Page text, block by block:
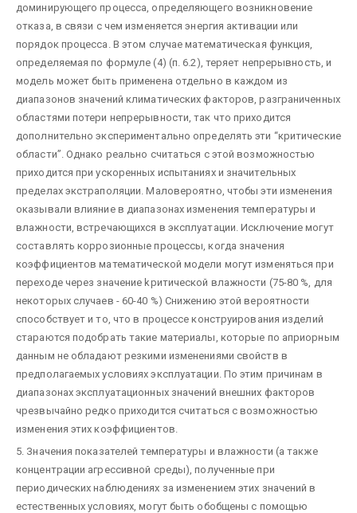
доминирующего процесса, определяющего возникновение
отказа, в связи с чем изменяется энергия активации или
порядок процесса. В этом случае математическая функция,
определяемая по формуле (4) (п. 6.2), теряет непрерывность, и
модель может быть применена отдельно в каждом из
диапазонов значений климатических факторов, разграниченных
областями потери непрерывности, так что приходится
дополнительно экспериментально определять эти “критические
области”. Однако реально считаться с этой возможностью
приходится при ускоренных испытаниях и значительных
пределах экстраполяции. Маловероятно, чтобы эти изменения
оказывали влияние в диапазонах изменения температуры и
влажности, встречающихся в эксплуатации. Исключение могут
составлять коррозионные процессы, когда значения
коэффициентов математической модели могут изменяться при
переходе через значение kpитичecкoй влажности (75-80 %, для
некоторых случаев - 60-40 %) Снижению этой вероятности
способствует и то, что в процессе конструирования изделий
стараются подобрать такие материалы, которые по априорным
данным не обладают резкими изменениями свойств в
предполагаемых условиях эксплуатации. По этим причинам в
диапазонах эксплуатационных значений внешних факторов
чрезвычайно редко приходится считаться с возможностью
изменения этих коэффициентов.
5. Значения показателей температуры и влажности (а также
концентрации агрессивной среды), полученные при
периодических наблюдениях за изменением этих значений в
естественных условиях, могут быть обобщены с помощью